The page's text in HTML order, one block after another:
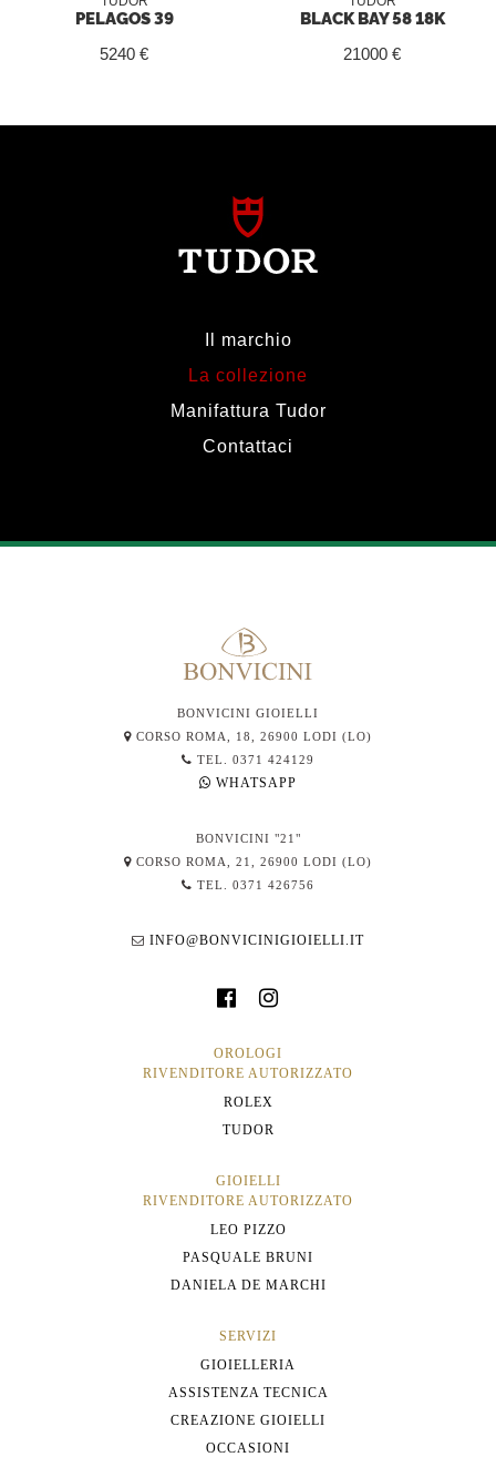
PELAGOS 39
5240 €
BLACK BAY 58 18K
21000 €
Il marchio
La collezione
Manifattura Tudor
Contattaci
BONVICINI GIOIELLI
CORSO ROMA, 18, 26900 LODI (LO)
TEL. 0371 424129
WHATSAPP
BONVICINI "21"
CORSO ROMA, 21, 26900 LODI (LO)
TEL. 0371 426756
INFO@BONVICINIGIOIELLI.IT
OROLOGI
RIVENDITORE AUTORIZZATO
ROLEX
TUDOR
GIOIELLI
RIVENDITORE AUTORIZZATO
LEO PIZZO
PASQUALE BRUNI
DANIELA DE MARCHI
SERVIZI
GIOIELLERIA
ASSISTENZA TECNICA
CREAZIONE GIOIELLI
OCCASIONI